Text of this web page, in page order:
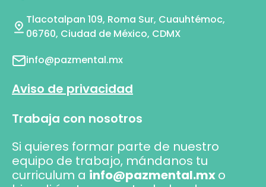
Tlacotalpan 109, Roma Sur, Cuauhtémoc,
06760, Ciudad de México, CDMX
info@pazmental.mx
Aviso de privacidad
Trabaja con nosotros
Si quieres formar parte de nuestro
equipo de trabajo, mándanos tu
curriculum a info@pazmental.mxo